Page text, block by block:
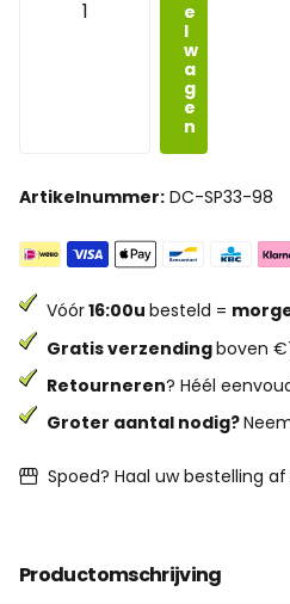
e
l
w
a
g
e
n
Artikelnummer: DC-SP33-98
Vóór16:00u besteld =
Gratis verzendingboven
Retourneren? Héél
Groter aantal nodig?
Spoed? Haal uw bestelling af
Productomschrijving